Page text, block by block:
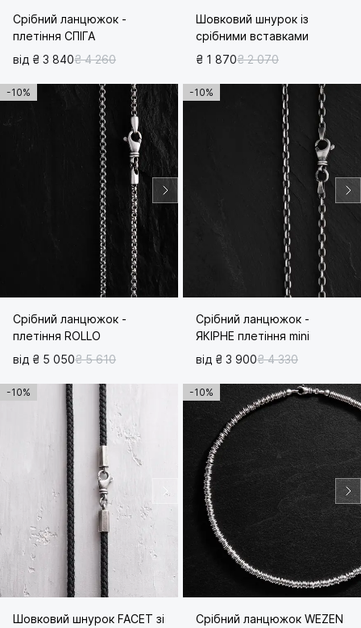
Срібний ланцюжок -
плетіння СПІГА
від ₴ 3 840₴ 4 260
Шовковий шнурок із
срібними вставками
₴ 1 870₴ 2 070
-10%
Срібний ланцюжок -
плетіння ROLLO
від ₴ 5 050₴ 5 610
-10%
Срібний ланцюжок -
ЯКІРНЕ плетіння mini
від ₴ 3 900₴ 4 330
-10%
Шовковий шнурок FACET зі
-10%
Срібний ланцюжок WEZEN